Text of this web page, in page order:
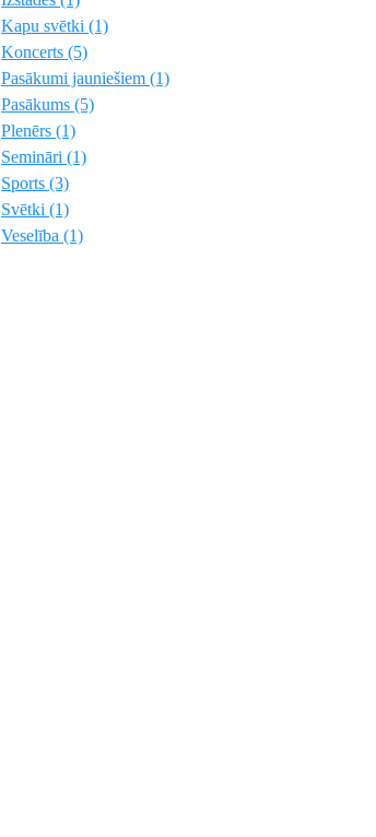
Kapu svētki (1)
Koncerts (5)
Pasākumi jauniešiem (1)
Pasākums (5)
Plenērs (1)
Semināri (1)
Sports (3)
Svētki (1)
Veselība (1)